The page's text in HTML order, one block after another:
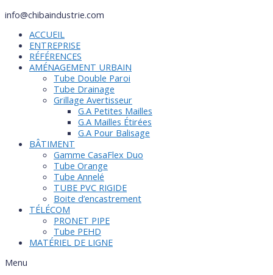
info@chibaindustrie.com
ACCUEIL
ENTREPRISE
RÉFÉRENCES
AMÉNAGEMENT URBAIN
Tube Double Paroi
Tube Drainage
Grillage Avertisseur
G.A Petites Mailles
G.A Mailles Étirées
G.A Pour Balisage
BÂTIMENT
Gamme CasaFlex Duo
Tube Orange
Tube Annelé
TUBE PVC RIGIDE
Boite d’encastrement
TÉLÉCOM
PRONET PIPE
Tube PEHD
MATÉRIEL DE LIGNE
Menu